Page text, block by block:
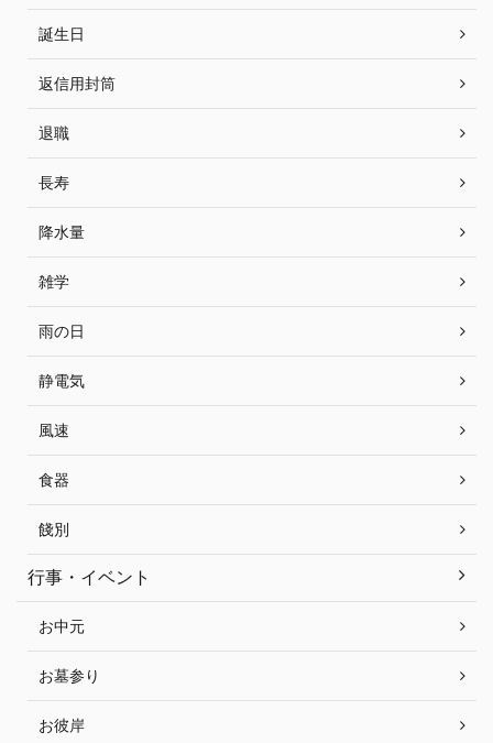
誕生日
返信用封筒
退職
長寿
降水量
雑学
雨の日
静電気
風速
食器
餞別
行事・イベント
お中元
お墓参り
お彼岸